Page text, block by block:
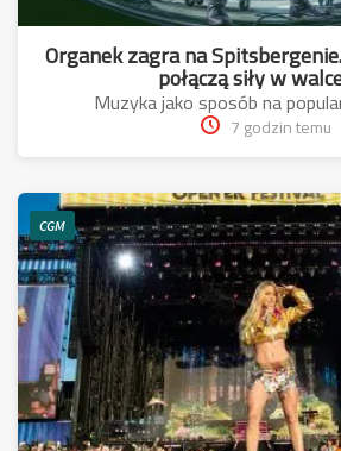
Organek zagra na
Muzyka jako sposób na
7 godzin temu
CGM